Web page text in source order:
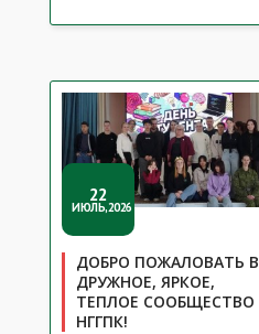
22
ИЮЛЬ,2026
ДОБРО ПОЖАЛОВАТЬ В
ДРУЖНОЕ, ЯРКОЕ,
ТЕПЛОЕ СООБЩЕСТВО
НГГПК!